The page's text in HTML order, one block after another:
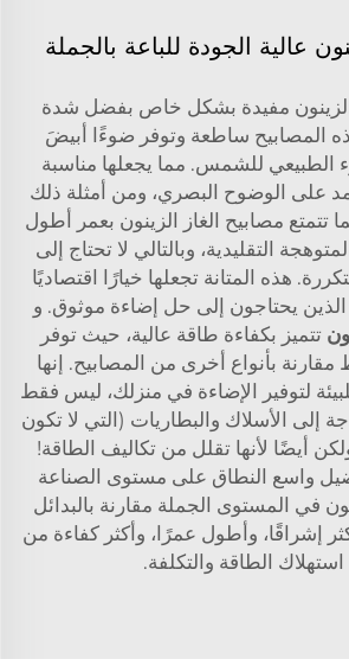
عالية الجودة للباعة بالجملة
الزينون مفيدة بشكل خاص بفضل شدة
هذه المصابيح ساطعة وتوفر ضوءًا أبيضَ
الطبيعي للشمس. مما يجعلها مناسبة
على الوضوح البصري، ومن أمثلة ذلك
تتمتع مصابيح الغاز الزينون بعمر أطول
التقليدية، وبالتالي لا تحتاج إلى
هذه المتانة تجعلها خيارًا اقتصاديًا
الذين يحتاجون إلى حل إضاءة موثوق. و
تتميز بكفاءة طاقة عالية، حيث توفر
بأنواع أخرى من المصابيح. إنها
لتوفير الإضاءة في منزلك، ليس فقط
إلى الأسلاك والبطاريات (التي لا تكون
أيضًا لأنها تقلل من تكاليف الطاقة!
واسع النطاق على مستوى الصناعة
في المستوى الجملة مقارنة بالبدائل
إشراقًا، وأطول عمرًا، وأكثر كفاءة من
الطاقة والتكلفة.